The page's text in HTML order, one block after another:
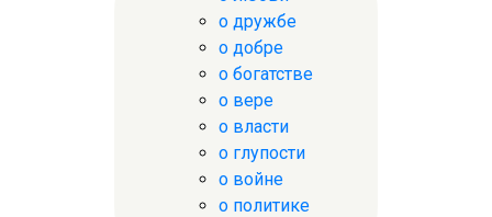
о дружбе
о добре
о богатстве
о вере
о власти
о глупости
о войне
о политике